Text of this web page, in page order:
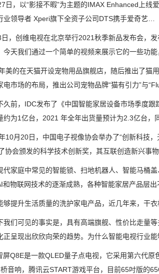
，以“影接不暇”为主题的IMAX Enhanced上线爱
业领导者 Xperi旗下全资子公司DTS携手爱奇艺…
创维电视在北京举行2021秋季新品发布会，
今天我们通过一个简单的视频来展示它的一些功能
的在天猫开设宠物用品旗舰店，随后推出了猫用
电市场的布局，推出公司宠物品牌“猫有引力”与
，IDC发布了《中国智能家居设备市场季度跟
约为1亿台，2021 年全年出货量预计为2.3亿台，
月20日，中国电子视像协会举办了“创新科技，
协会颁发的科学技术创新奖，其互联创造新兴事
庭中常见的智能锁、扫地机器人、智能马桶盖
和物联网技术的逐渐成熟，各种智能家居产品层
升生活质量的洗护家电产品，近几年来，干衣
可见的事实是，具有高端旗舰、性价比走量等
正呈现出欣欣向荣的趋势。为什么智能电视行业能
是一款QLED量子点电视，它采用第六代原
音响，腾讯云START游戏平台，目前65吋版的